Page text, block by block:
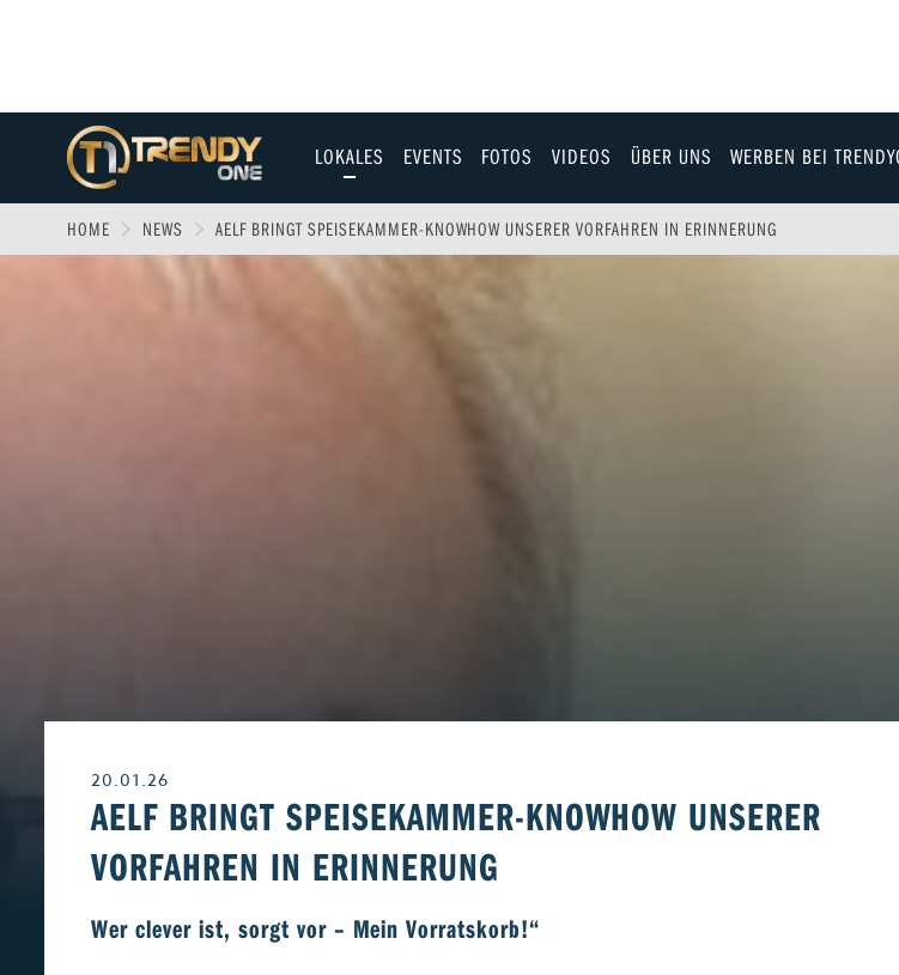
LOKALES
Allgäu
Augsburg
Ulm
EVENTS FOTOS VIDEOS ÜBER UNS
Team
Jobs & Karriere
WERBEN BEI
Entertainment
Fitness & Gesundheit
Liebe & Leidenschaft
HOME NEWS AELF BRINGT SPEISEKAMMER-KNOWHOW UNSERER VORFAHREN IN ERINNERUNG
20.01.26
AELF BRINGT SPEISEKAMMER-KNOWHOW UNSERER
VORFAHREN IN ERINNERUNG
Wer clever ist, sorgt vor – Mein Vorratskorb!“